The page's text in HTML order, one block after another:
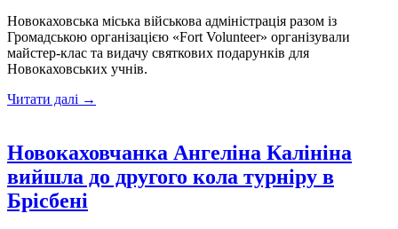
Новокаховська міська військова адміністрація разом із
Громадською організацією «Fort Volunteer» організували
майстер-клас та видачу святкових подарунків для
Новокаховських учнів.
Читати далі Новокаховська
ГО
«Fort
Volunteer»
провели
майстер-
→
Новокаховчанка Ангеліна Калініна
вийшла до другого кола турніру в
Брісбені